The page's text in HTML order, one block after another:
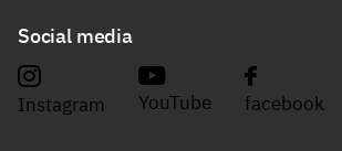
Social media
Instagram YouTube facebook